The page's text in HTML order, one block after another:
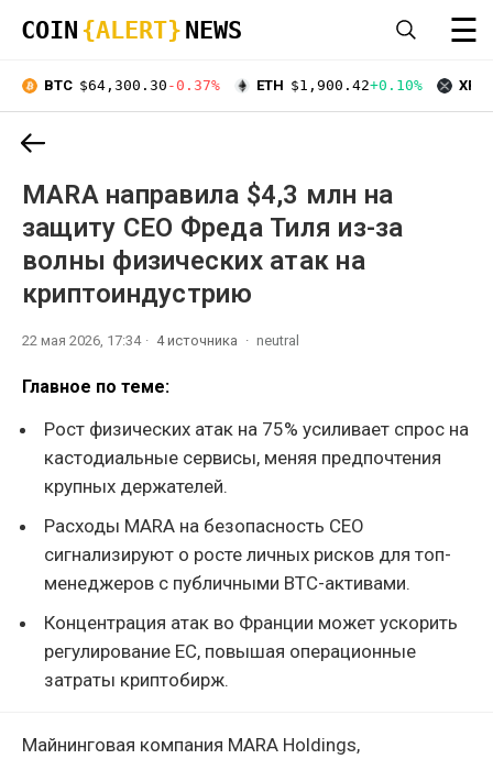
COIN {ALERT} NEWS ☰
BTC $64,300.30 -0.37% ETH $1,900.42+0.10% XRP
MARA направила $4,3 млн на
защиту CEO Фреда Тиля из-за
волны физических атак на
криптоиндустрию
22 мая 2026, 17:34 4 источника neutral
Главное по теме:
Рост физических атак на 75% усиливает спрос на
кастодиальные сервисы, меняя предпочтения
крупных держателей.
Расходы MARA на безопасность CEO
сигнализируют о росте личных рисков для топ-
менеджеров с публичными BTC-активами.
Концентрация атак во Франции может ускорить
регулирование ЕС, повышая операционные
затраты криптобирж.
Майнинговая компания MARA Holdings,